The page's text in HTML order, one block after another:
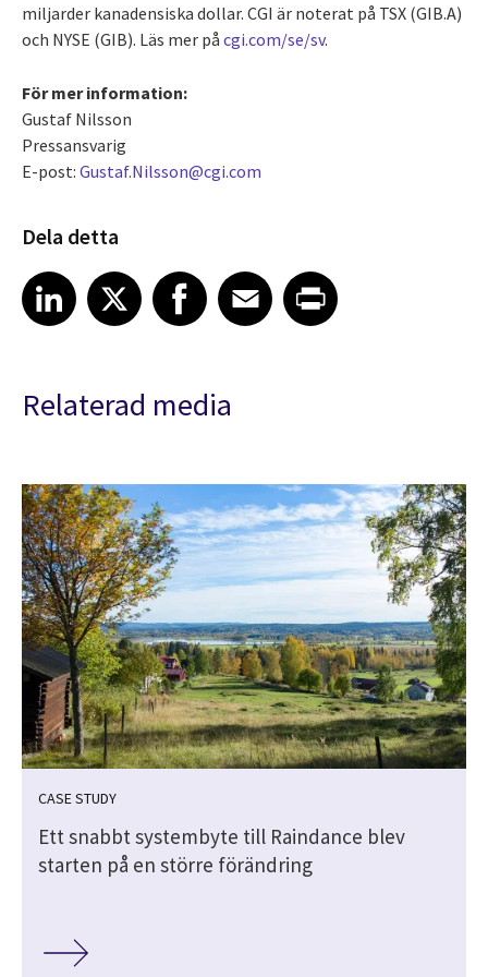
miljarder kanadensiska dollar. CGI är noterat på TSX (GIB.A)
och NYSE (GIB). Läs mer på cgi.com/se/sv.
För mer information:
Gustaf Nilsson
Pressansvarig
E-post: Gustaf.Nilsson@cgi.com
Dela detta
Share article on LinkedIn
LinkedIn
Share article on XShare article on Facebook
Facebook
Share article on Email
EmailShare article on Print
Relaterad media
CASE STUDY
Ett snabbt systembyte till Raindance blev
starten på en större förändring